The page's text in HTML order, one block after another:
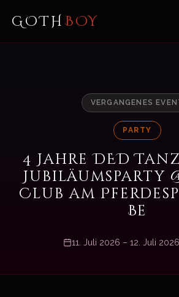
GOTH BOY
VERGANGENES
PARTY
4 Jahre DED
Jubiläumsparty
Club am
Be
11. Juli 2026 – 12. Juli 2026